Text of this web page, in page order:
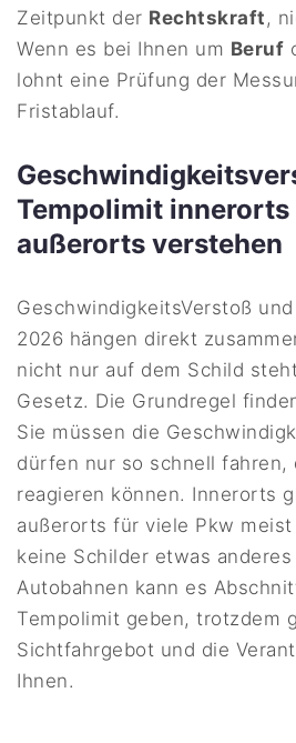
Zeitpunkt der Rechtskraft,
Wenn es bei Ihnen um Beruf
lohnt eine Prüfung der
Fristablauf.
Tempolimit innerorts
außerorts verstehen
GeschwindigkeitsVerstoß
2026 hängen direkt
nicht nur auf dem Schild
Gesetz. Die Grundregel
Sie müssen die
dürfen nur so schnell fahren,
reagieren können. Innerorts
außerorts für viele Pkw
keine Schilder etwas
Autobahnen kann es
Tempolimit geben, trotzdem
Sichtfahrgebot und die
Ihnen.